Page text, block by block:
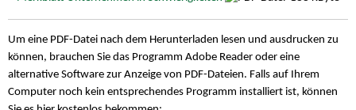
Um eine PDF-Datei nach dem Herunterladen lesen und ausdrucken zu
können, brauchen Sie das Programm Adobe Reader oder eine
alternative Software zur Anzeige von PDF-Dateien. Falls auf Ihrem
Computer noch kein entsprechendes Programm installiert ist, können